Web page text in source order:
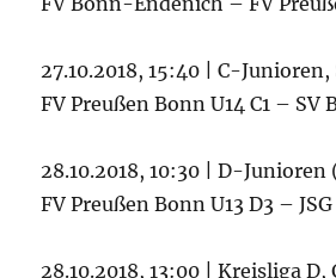
27.10.2018, 15:40 | C-Junioren,
FV Preußen Bonn U14 C1 – SV
28.10.2018, 10:30 | D-
FV Preußen Bonn U13 D3 –
28.10.2018, 13:00 | Kreisliga D,